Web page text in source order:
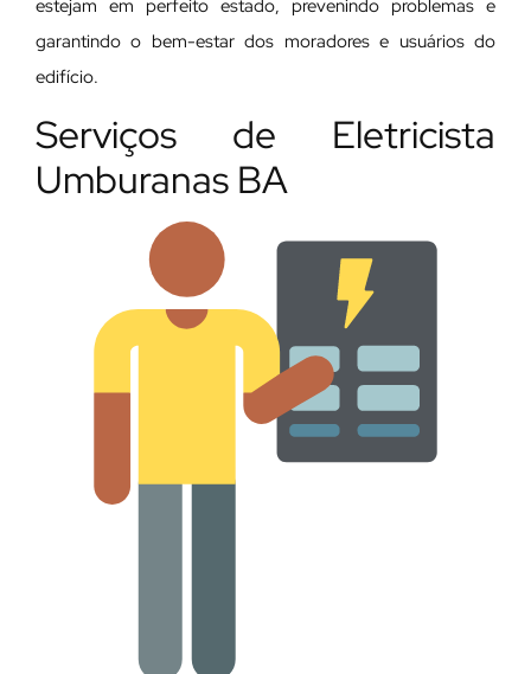
estejam em perfeito estado, prevenindo problemas e
garantindo o bem-estar dos moradores e usuários do
edifício.
Serviços de Eletricista
Umburanas BA